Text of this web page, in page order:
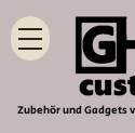
Zubehör und Gadgets